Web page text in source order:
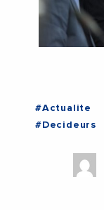
#Actualite
#Decideurs
#Institutions